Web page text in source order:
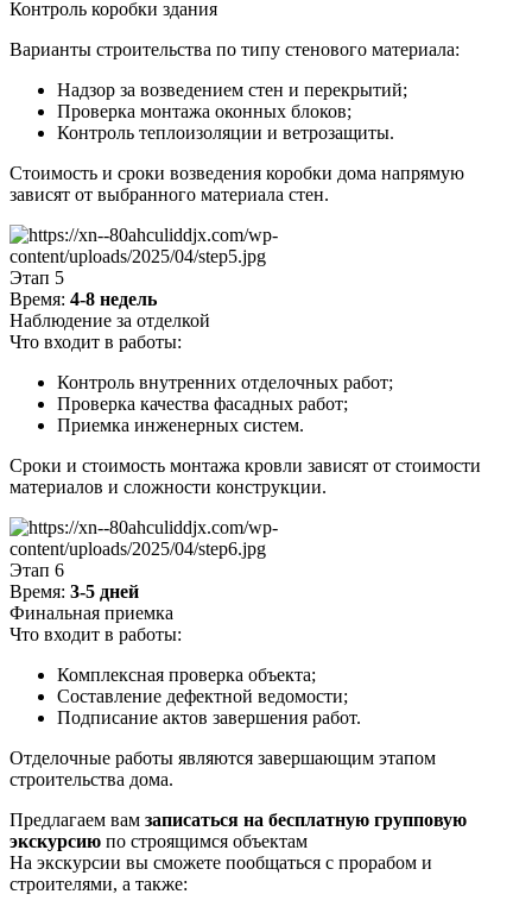
Контроль коробки здания
Варианты строительства по типу стенового материала:
Надзор за возведением стен и перекрытий;
Проверка монтажа оконных блоков;
Контроль теплоизоляции и ветрозащиты.
Стоимость и сроки возведения коробки дома напрямую
зависят от выбранного материала стен.
Этап 5
Время: 4-8 недель
Наблюдение за отделкой
Что входит в работы:
Контроль внутренних отделочных работ;
Проверка качества фасадных работ;
Приемка инженерных систем.
Сроки и стоимость монтажа кровли зависят от стоимости
материалов и сложности конструкции.
Этап 6
Время: 3-5 дней
Финальная приемка
Что входит в работы:
Комплексная проверка объекта;
Составление дефектной ведомости;
Подписание актов завершения работ.
Отделочные работы являются завершающим этапом
строительства дома.
Предлагаем вам записаться на бесплатную групповую
экскурсию по строящимся объектам
На экскурсии вы сможете пообщаться с прорабом и
строителями, а также: